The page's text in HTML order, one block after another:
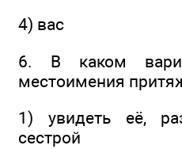
4) вас
6. В каком
местоимения
1) увидеть её,
сестрой